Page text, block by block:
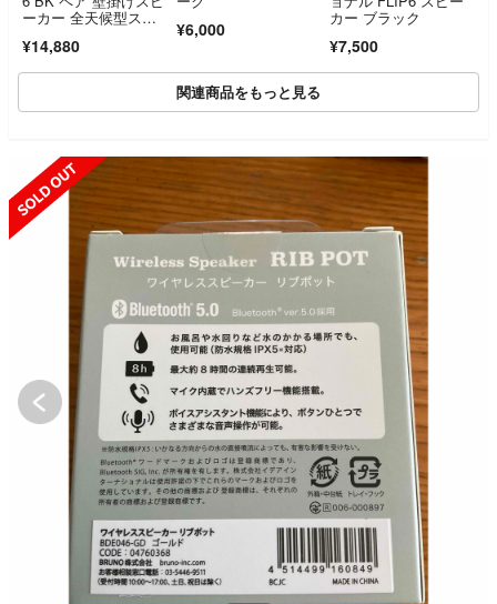
ーカー 全天候型スピ
¥14,880
¥6,000
カー ブラック
¥7,500
関連商品をもっと見る
SOLD OUT